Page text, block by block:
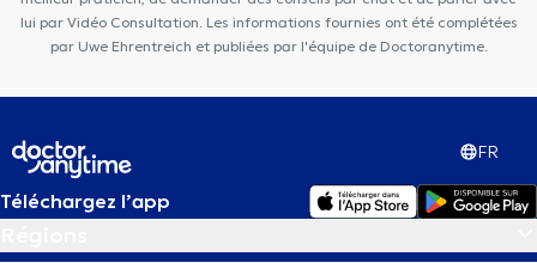
lui par Vidéo Consultation. Les informations fournies ont été complétées
par Uwe Ehrentreich et publiées par l'équipe de Doctoranytime.
FR
Téléchargez l’app